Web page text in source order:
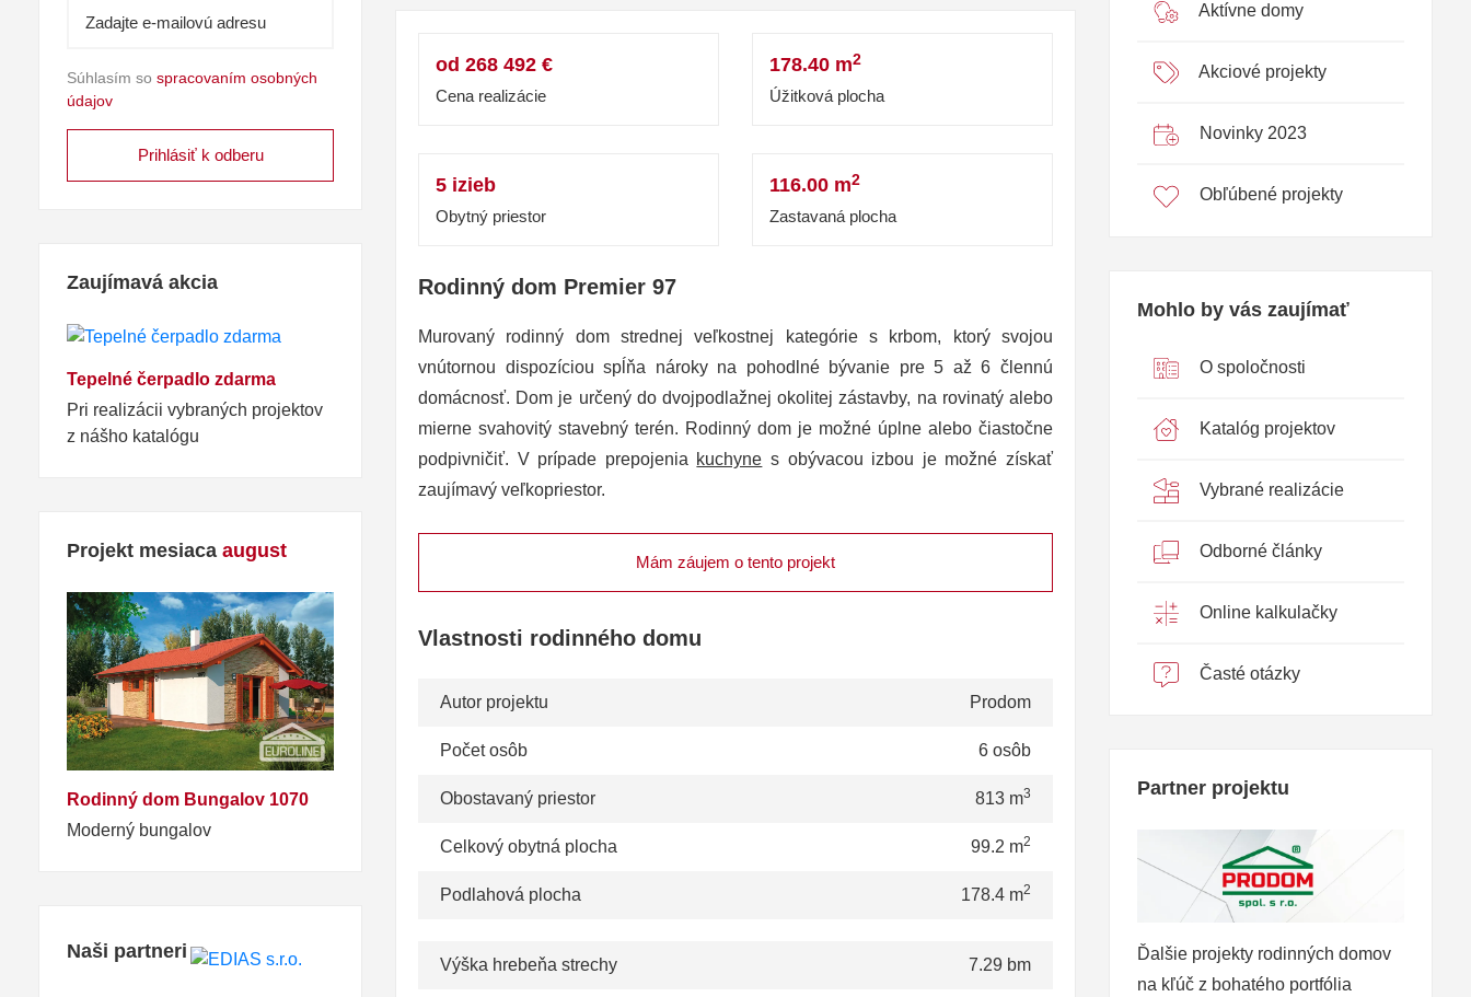
Súhlasím so spracovaním osobných
údajov
Zaujímavá akcia
Tepelné čerpadlo zdarma
Pri realizácii vybraných projektov
z nášho katalógu
Projekt mesiaca august
Rodinný dom Bungalov 1070
Moderný bungalov
Naši partneri
od 268 492 €
Cena realizácie
178.40 m2
Úžitková plocha
5 izieb
Obytný priestor
116.00 m2
Zastavaná plocha
Rodinný dom Premier 97
Murovaný rodinný dom strednej veľkostnej kategórie s krbom, ktorý svojou
vnútornou dispozíciou spĺňa nároky na pohodlné bývanie pre 5 až 6 člennú
domácnosť. Dom je určený do dvojpodlažnej okolitej zástavby, na rovinatý alebo
mierne svahovitý stavebný terén. Rodinný dom je možné úplne alebo čiastočne
podpivničiť. V prípade prepojenia kuchyne s obývacou izbou je možné získať
zaujímavý veľkopriestor.
Mám záujem o tento projekt
Vlastnosti rodinného domu
Autor projektu Prodom
Počet osôb 6 osôb
Obostavaný priestor 813 m3
Celkový obytná plocha 99.2 m2
Podlahová plocha 178.4 m2
Výška hrebeňa strechy 7.29 bm
Aktívne domy
Akciové projekty
Novinky 2023
Obľúbené projekty
Mohlo by vás zaujímať
O spoločnosti
Katalóg projektov
Vybrané realizácie
Odborné články
Online kalkulačky
Časté otázky
Partner projektu
Ďalšie projekty rodinných domov
na kľúč z bohatého portfólia